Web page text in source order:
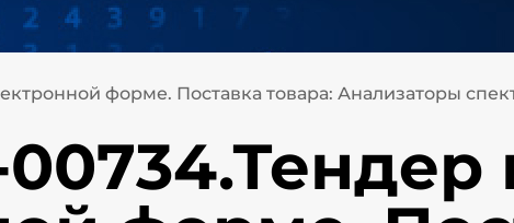
форме. Поставка товара: Анализаторы